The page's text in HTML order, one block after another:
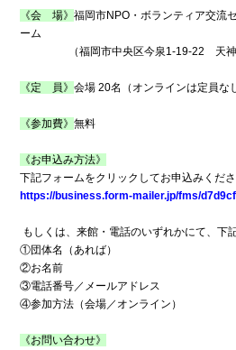
《会 場》福岡市NPO・ボランティア交
ーム
（福岡市中央区今泉1-19-22 天神ク
《定 員》会場 20名（オンラインは定員な
《参加費》無料
《お申込み方法》
下記フォームをクリックしてお申込みくださ
https://business.form-mailer.jp/fms/
もしくは、来館・電話のいずれかにて、下
①団体名（あれば）
②お名前
③電話番号／メールアドレス
④参加方法（会場／オンライン）
《お問い合わせ》